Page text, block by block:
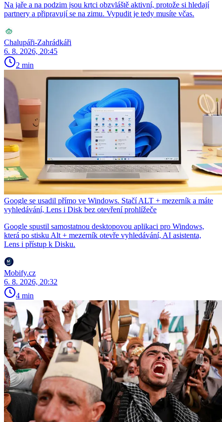
Na jaře a na podzim jsou krtci obzvláště aktivní, protože si hledají
partnery a připravují se na zimu. Vypudit je tedy musíte včas.
Chalupáři-Zahrádkáři
6. 8. 2026, 20:45
2 min
Google se usadil přímo ve Windows. Stačí ALT + mezerník a máte
vyhledávání, Lens i Disk bez otevření prohlížeče
Google spustil samostatnou desktopovou aplikaci pro Windows,
která po stisku Alt + mezerník otevře vyhledávání, AI asistenta,
Lens i přístup k Disku.
Mobify.cz
6. 8. 2026, 20:32
4 min